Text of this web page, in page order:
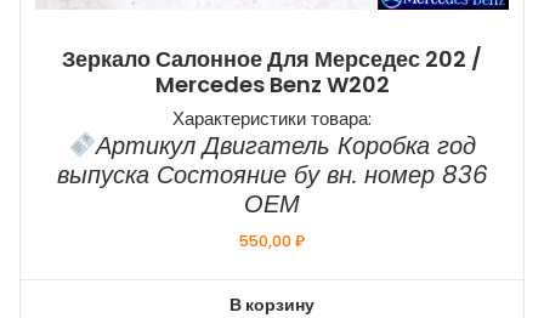
Зеркало Салонное Для Мерседес 202 /
Mercedes Benz W202
Характеристики товара:
Артикул Двигатель Коробка год
выпуска Состояние бу вн. номер 836
ОЕМ
550,00₽
В корзину